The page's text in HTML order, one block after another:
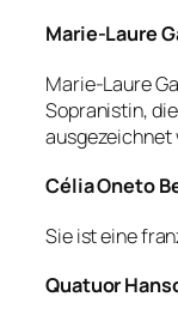
Marie-Laure
Marie-Laure
Sopranistin,
ausgezeichnet
Célia Oneto
Sie ist eine
Quatuor